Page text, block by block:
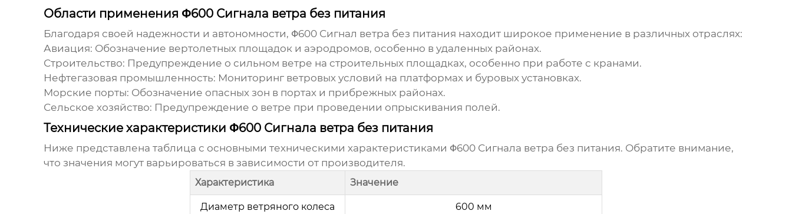
Области применения Φ600 Сигнала ветра без питания
Благодаря своей надежности и автономности, Φ600 Сигнал ветра без питания находит широкое применение в различных отраслях:
Авиация: Обозначение вертолетных площадок и аэродромов, особенно в удаленных районах.
Строительство: Предупреждение о сильном ветре на строительных площадках, особенно при работе с кранами.
Нефтегазовая промышленность: Мониторинг ветровых условий на платформах и буровых установках.
Морские порты: Обозначение опасных зон в портах и прибрежных районах.
Сельское хозяйство: Предупреждение о ветре при проведении опрыскивания полей.
Технические характеристики Φ600 Сигнала ветра без питания
Ниже представлена таблица с основными техническими характеристиками Φ600 Сигнала ветра без питания. Обратите внимание,
что значения могут варьироваться в зависимости от производителя.
Характеристика Значение
Диаметр ветряного колеса 600 мм